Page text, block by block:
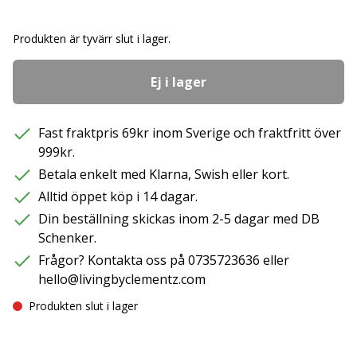
Produkten är tyvärr slut i lager.
Ej i lager
Fast fraktpris 69kr inom Sverige och fraktfritt över
999kr.
Betala enkelt med Klarna, Swish eller kort.
Alltid öppet köp i 14 dagar.
Din beställning skickas inom 2-5 dagar med DB
Schenker.
Frågor? Kontakta oss på 0735723636 eller
hello@livingbyclementz.com
Produkten slut i lager